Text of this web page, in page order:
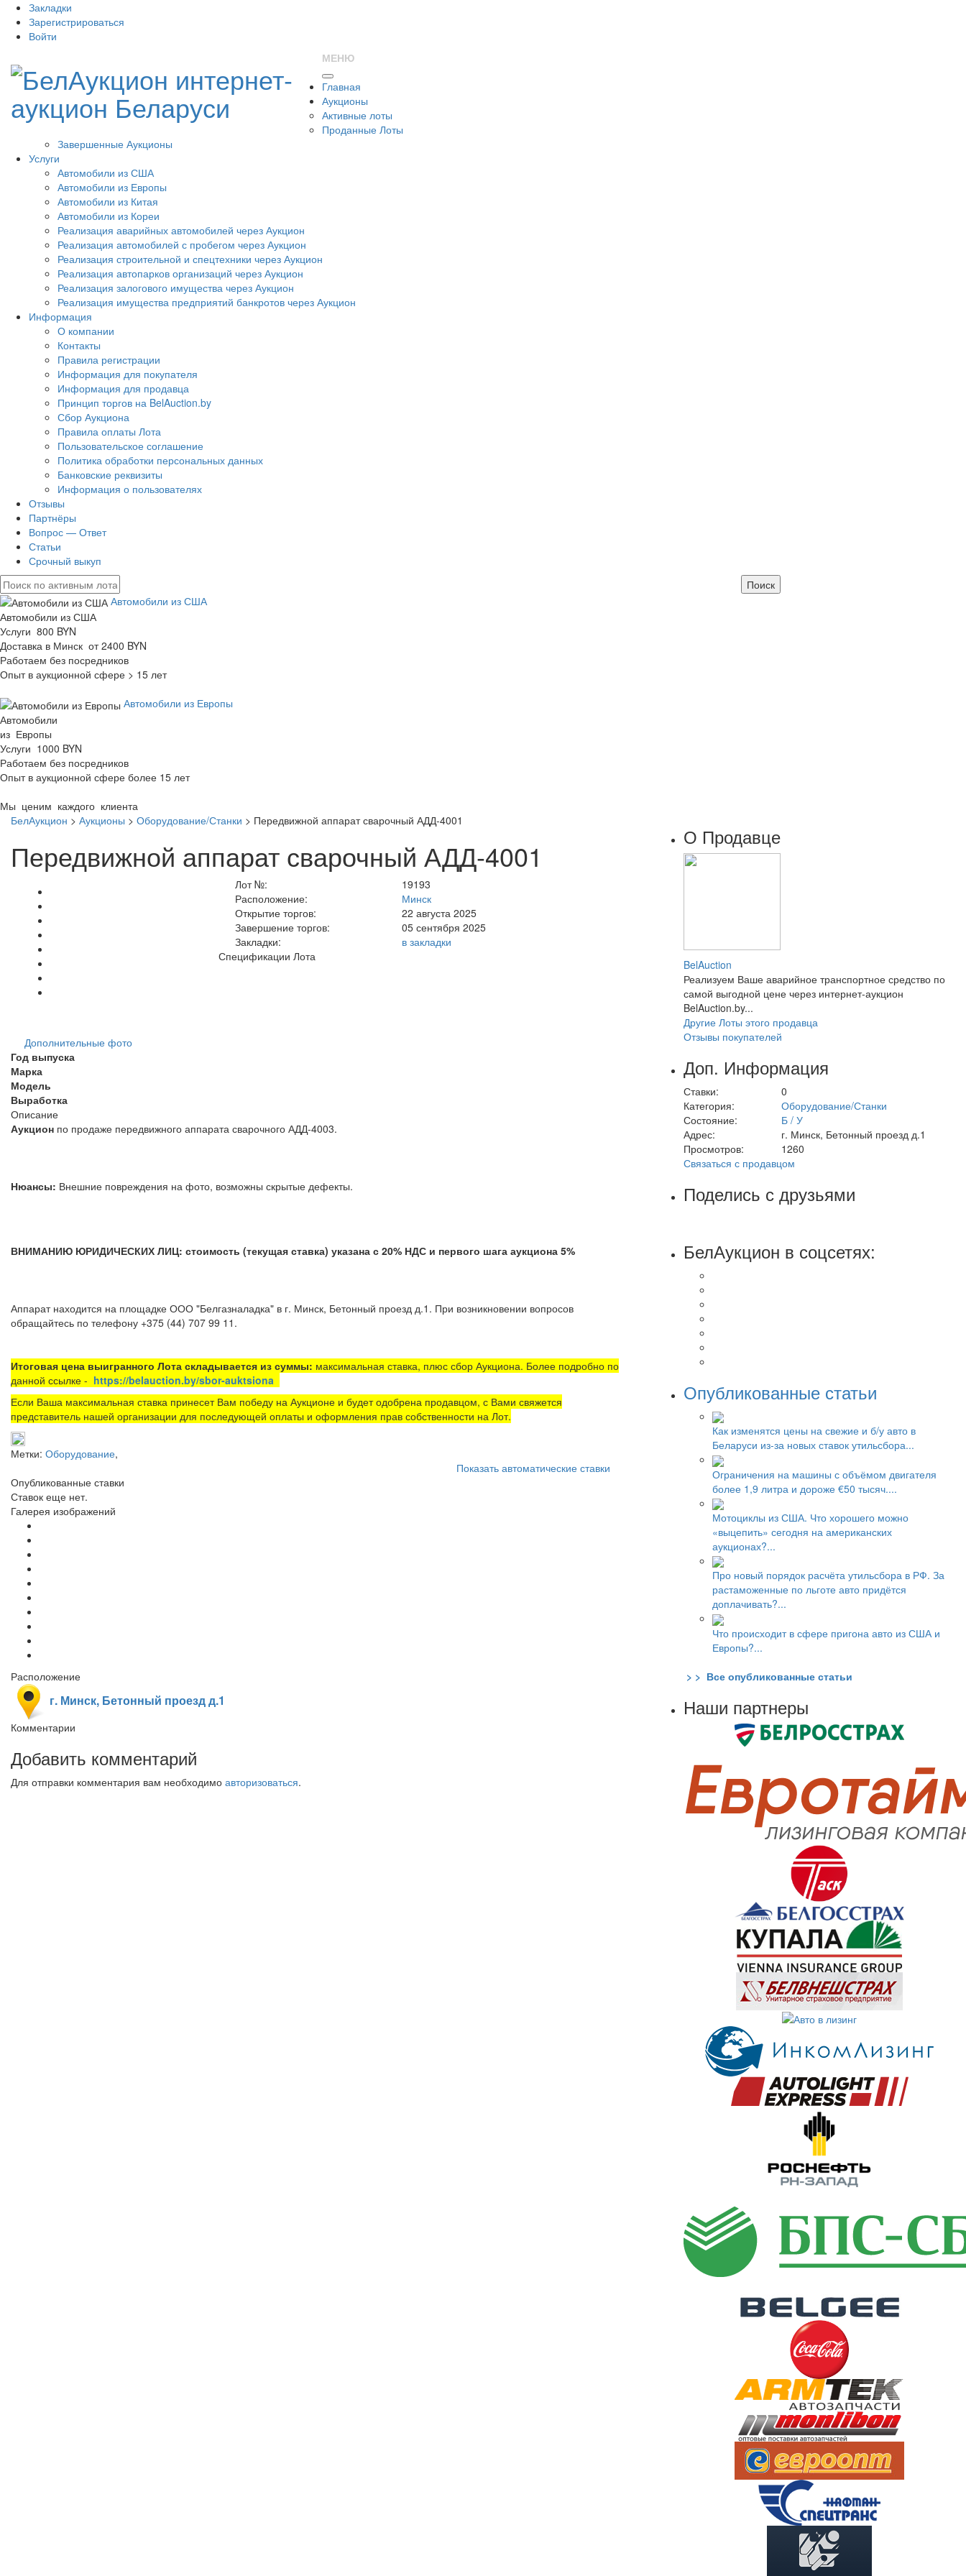
Закладки
Зарегистрироваться
Войти
МЕНЮ
Главная
Аукционы
Активные лоты
Проданные Лоты
Завершенные Аукционы
Услуги
Автомобили из США
Автомобили из Европы
Автомобили из Китая
Автомобили из Кореи
Реализация аварийных автомобилей через Аукцион
Реализация автомобилей с пробегом через Аукцион
Реализация строительной и спецтехники через Аукцион
Реализация автопарков организаций через Аукцион
Реализация залогового имущества через Аукцион
Реализация имущества предприятий банкротов через Аукцион
Информация
О компании
Контакты
Правила регистрации
Информация для покупателя
Информация для продавца
Принцип торгов на BelAuction.by
Сбор Аукциона
Правила оплаты Лота
Пользовательское соглашение
Политика обработки персональных данных
Банковские реквизиты
Информация о пользователях
Отзывы
Партнёры
Вопрос — Ответ
Статьи
Срочный выкуп
Автомобили из США
Автомобили из США
Услуги 800 BYN
Доставка в Минск от 2400 BYN
Работаем без посредников
Опыт в аукционной сфере > 15 лет
Автомобили из Европы
Автомобили
из Европы
Услуги 1000 BYN
Работаем без посредников
Опыт в аукционной сфере более 15 лет
Мы ценим каждого клиента
БелАукцион > Аукционы > Оборудование/Станки > Передвижной аппарат сварочный АДД-4001
Передвижной аппарат сварочный АДД-4001
Дополнительные фото
Лот №:
19193
Расположение:
Минск
Открытие торгов:
22 августа 2025
Завершение торгов:
05 сентября 2025
Закладки:
в закладки
Спецификации Лота
Год выпуска
Марка
Модель
Выработка
Описание
Аукцион по продаже передвижного аппарата сварочного АДД-4003.
Нюансы: Внешние повреждения на фото, возможны скрытые дефекты.
ВНИМАНИЮ ЮРИДИЧЕСКИХ ЛИЦ: стоимость (текущая ставка) указана с 20% НДС и первого шага аукциона 5%
Аппарат находится на площадке ООО "Белгазналадка" в г. Минск, Бетонный проезд д.1. При возникновении вопросов
обращайтесь по телефону +375 (44) 707 99 11.
Итоговая цена выигранного Лота складывается из суммы: максимальная ставка, плюс сбор Аукциона. Более подробно по
данной ссылке - https://belauction.by/sbor-auktsiona
Если Ваша максимальная ставка принесет Вам победу на Аукционе и будет одобрена продавцом, с Вами свяжется
представитель нашей организации для последующей оплаты и оформления прав собственности на Лот.
Метки: Оборудование,
Показать автоматические ставки
Опубликованные ставки
Ставок еще нет.
Галерея изображений
Расположение
г. Минск, Бетонный проезд д.1
Комментарии
Добавить комментарий
Для отправки комментария вам необходимо авторизоваться.
О Продавце
BelAuction
Реализуем Ваше аварийное транспортное средство по
самой выгодной цене через интернет-аукцион
BelAuction.by...
Другие Лоты этого продавца
Отзывы покупателей
Доп. Информация
Ставки:
0
Категория:
Оборудование/Станки
Состояние:
Б / У
Адрес:
г. Минск, Бетонный проезд д.1
Просмотров:
1260
Связаться с продавцом
Поделись с друзьями
БелАукцион в соцсетях:
Опубликованные статьи
Как изменятся цены на свежие и б/у авто в
Беларуси из-за новых ставок утильсбора...
Ограничения на машины с объёмом двигателя
более 1,9 литра и дороже €50 тысяч....
Мотоциклы из США. Что хорошего можно
«выцепить» сегодня на американских
аукционах?...
Про новый порядок расчёта утильсбора в РФ. За
растаможенные по льготе авто придётся
доплачивать?...
Что происходит в сфере пригона авто из США и
Европы?...
> > Все опубликованные статьи
Наши партнеры